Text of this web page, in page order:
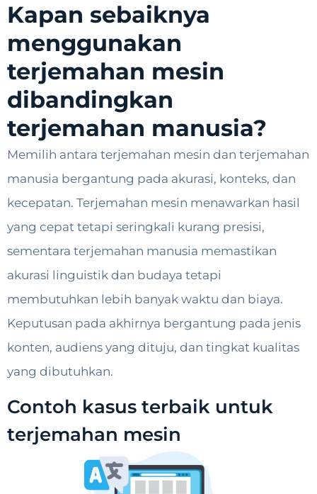
Kapan sebaiknya
menggunakan
terjemahan mesin
dibandingkan
terjemahan manusia?
Memilih antara terjemahan mesin dan terjemahan
manusia bergantung pada akurasi, konteks, dan
kecepatan. Terjemahan mesin menawarkan hasil
yang cepat tetapi seringkali kurang presisi,
sementara terjemahan manusia memastikan
akurasi linguistik dan budaya tetapi
membutuhkan lebih banyak waktu dan biaya.
Keputusan pada akhirnya bergantung pada jenis
konten, audiens yang dituju, dan tingkat kualitas
yang dibutuhkan.
Contoh kasus terbaik untuk
terjemahan mesin